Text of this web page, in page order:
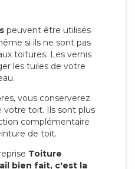
peuvent être utilisés
si ils ne sont pas
toitures. Les vernis
les tuiles de votre
vous conserverez
votre toit. Ils sont plus
complémentaire
de toit.
Toiture
bien fait, c'est la